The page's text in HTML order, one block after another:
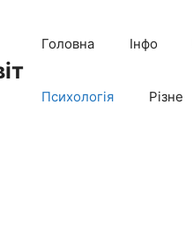
Головна Інфо
Психологія Різне